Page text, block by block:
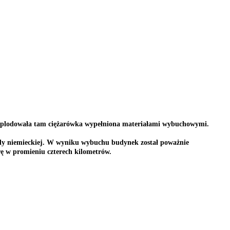
tam ciężarówka wypełniona materiałami wybuchowymi.
niemieckiej. W wyniku wybuchu budynek został poważnie
w promieniu czterech kilometrów.